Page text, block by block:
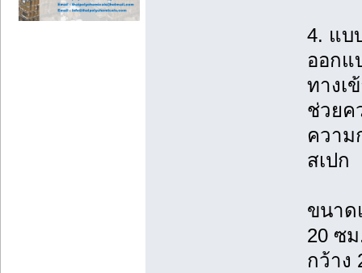
4. แบ
ออกแ
ทางเ
ช่วยค
ความ
สเปก
ขนาด
20 ซ
กว้าง